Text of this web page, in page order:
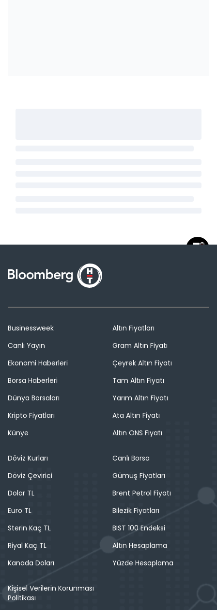
Businessweek
Canlı Yayın
Ekonomi Haberleri
Borsa Haberleri
Dünya Borsaları
Kripto Fiyatları
Künye
Altın Fiyatları
Gram Altın Fiyatı
Çeyrek Altın Fiyatı
Tam Altın Fiyatı
Yarım Altın Fiyatı
Ata Altın Fiyatı
Altın ONS Fiyatı
Döviz Kurları
Döviz Çevirici
Dolar TL
Euro TL
Sterin Kaç TL
Riyal Kaç TL
Kanada Doları
Canlı Borsa
Gümüş Fiyatları
Brent Petrol Fiyatı
Bilezik Fiyatları
BIST 100 Endeksi
Altın Hesaplama
Yüzde Hesaplama
Kişisel Verilerin Korunması
Politikası